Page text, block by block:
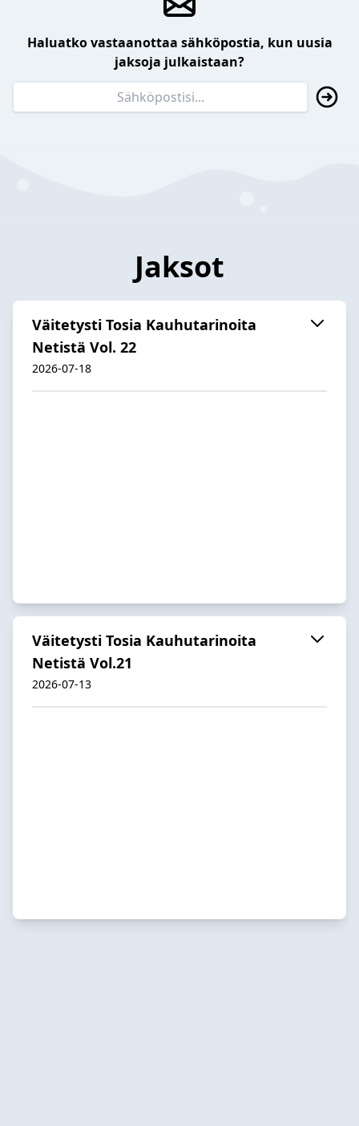
Haluatko vastaanottaa sähköpostia, kun uusia
jaksoja julkaistaan?
Jaksot
Väitetysti Tosia Kauhutarinoita
Netistä Vol. 22
2026-07-18
Väitetysti Tosia Kauhutarinoita
Netistä Vol.21
2026-07-13